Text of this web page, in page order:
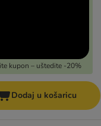
kupon – uštedite -20%
Dodaj u košaricu